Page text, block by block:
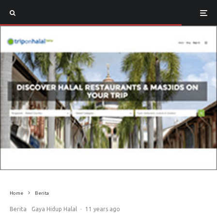
Home Berita
Berita Gaya Hidup Halal · 11 years ago